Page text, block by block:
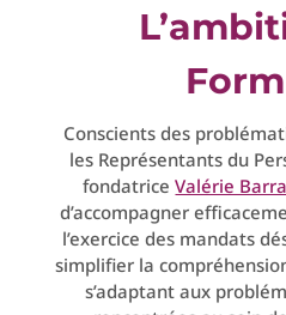
Conscients des
les Représentants du
fondatriceValérie
d’accompagner
l’exercice des mandats
simplifier la
s’adaptant aux